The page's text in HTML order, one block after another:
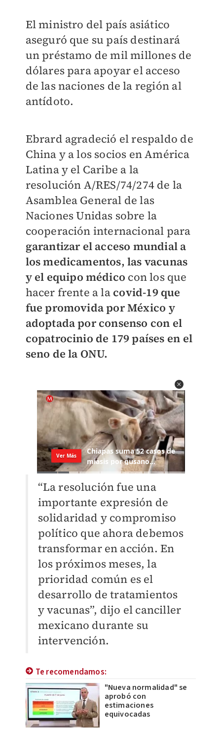
El ministro del país asiático
aseguró que su país destinará
un préstamo de mil millones de
dólares para apoyar el acceso
de las naciones de la región al
antídoto.
Ebrard agradeció el respaldo de
China y a los socios en América
Latina y el Caribe a la
resolución A/RES/74/274 de la
Asamblea General de las
Naciones Unidas sobre la
cooperación internacional para
garantizar el acceso mundial a
los medicamentos, las vacunas
y el equipo médico con los que
hacer frente a lacovid-19 que
fue promovida por México y
adoptada por consenso con el
copatrocinio de 179 países en el
seno de la ONU.
“La resolución fue una
importante expresión de
solidaridad y compromiso
político que ahora debemos
transformar en acción. En
los próximos meses, la
prioridad común es el
desarrollo de tratamientos
y vacunas”, dijo el canciller
mexicano durante su
intervención.
Te recomendamos:
"Nueva normalidad" se
aprobó con
estimaciones
equivocadas